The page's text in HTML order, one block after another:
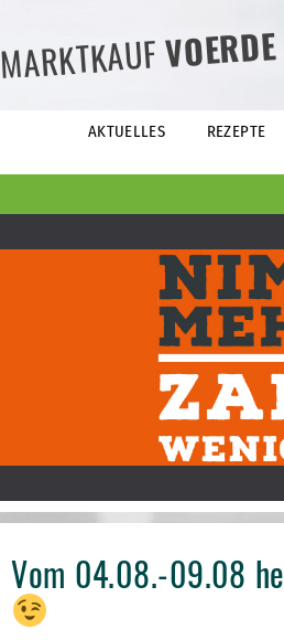
MARKTKAUFVOERDE
AKTUELLES REZEPTE
Vom 04.08.-09.08